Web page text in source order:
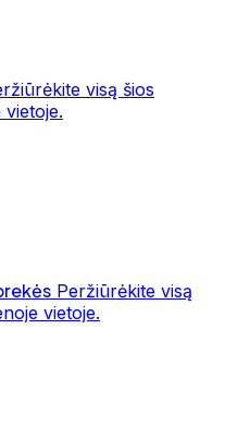
visą šios
Peržiūrėkite visą
vietoje.